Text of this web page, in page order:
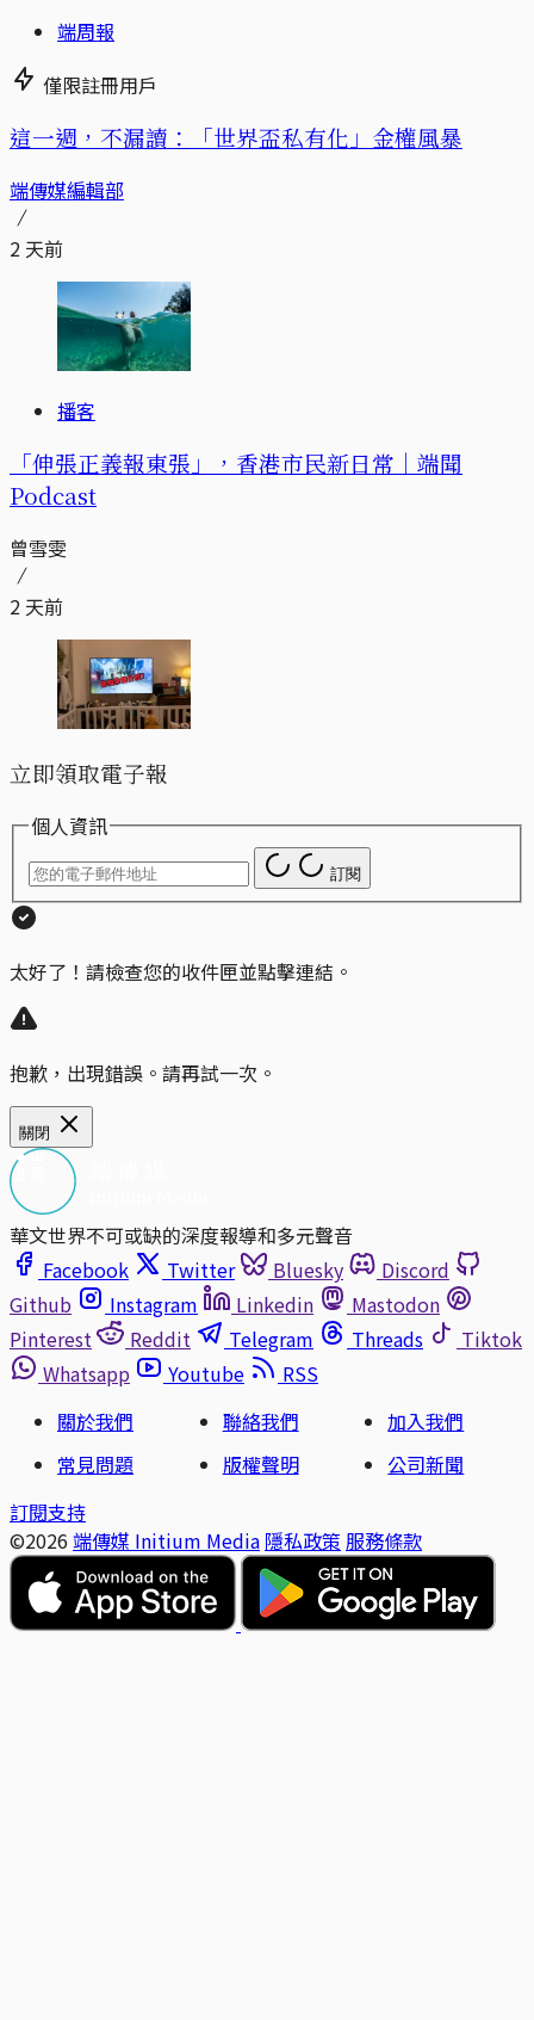
端周報
僅限註冊用戶
這一週，不漏讀：「世界盃私有化」金權風暴
端傳媒編輯部
2 天前
播客
「伸張正義報東張」，香港市民新日常｜端聞
Podcast
曾雪雯
2 天前
立即領取電子報
個人資訊
訂閱
太好了！請檢查您的收件匣並點擊連結。
抱歉，出現錯誤。請再試一次。
關閉
華文世界不可或缺的深度報導和多元聲音
Facebook
Twitter Bluesky
Discord
Github
Instagram Linkedin
Mastodon
Pinterest
Reddit Telegram Threads
Tiktok
Whatsapp
Youtube
RSS
關於我們
聯絡我們
加入我們
常見問題
版權聲明
公司新聞
訂閱支持
©2026 端傳媒 Initium Media 隱私政策 服務條款